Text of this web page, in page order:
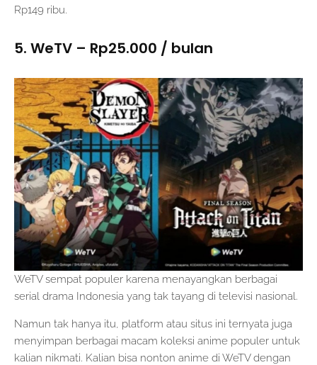
Rp149 ribu.
5. WeTV – Rp25.000 / bulan
WeTV sempat populer karena menayangkan berbagai
serial drama Indonesia yang tak tayang di televisi nasional.
Namun tak hanya itu, platform atau situs ini ternyata juga
menyimpan berbagai macam koleksi anime populer untuk
kalian nikmati. Kalian bisa nonton anime di WeTV dengan